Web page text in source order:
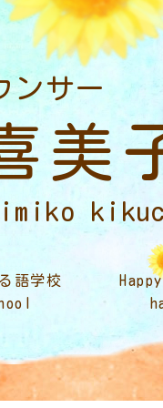
ンサー
美
語学校